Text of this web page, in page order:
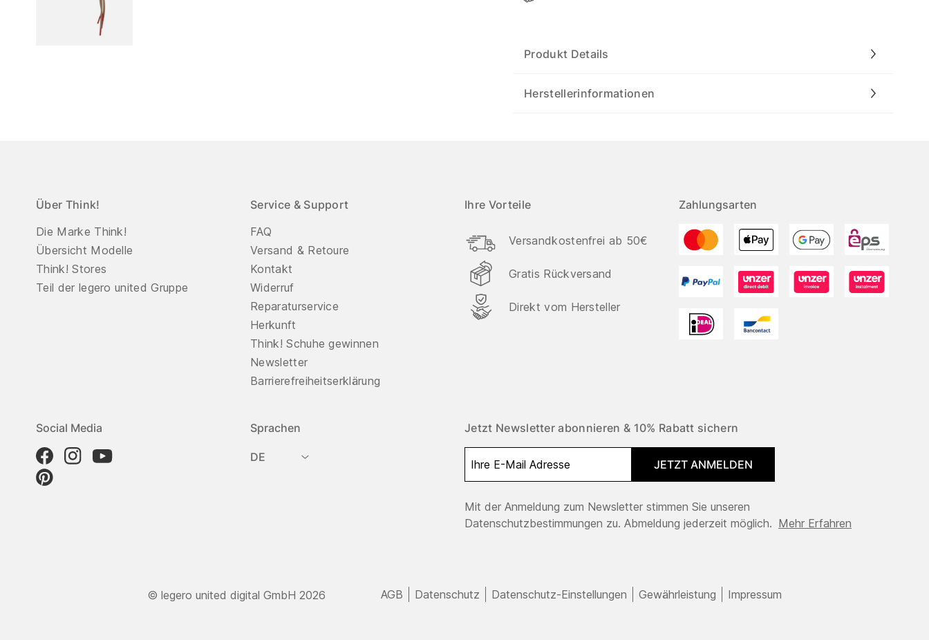
Produkt Details
Herstellerinformationen
Über Think!
Die Marke Think!
Übersicht Modelle
Think! Stores
Teil der legero united Gruppe
Service & Support
FAQ
Versand & Retoure
Kontakt
Widerruf
Reparaturservice
Herkunft
Think! Schuhe gewinnen
Newsletter
Barrierefreiheitserklärung
Ihre Vorteile
Versandkostenfrei ab 50€
Gratis Rückversand
Direkt vom Hersteller
Zahlungsarten
Social Media Sprachen
DE
Jetzt Newsletter abonnieren & 10% Rabatt sichern
JETZT ANMELDEN
Mit der Anmeldung zum Newsletter stimmen Sie unseren
Datenschutzbestimmungen zu. Abmeldung jederzeit möglich. Mehr Erfahren
© legero united digital GmbH 2026 AGB Datenschutz Datenschutz-Einstellungen Gewährleistung Impressum